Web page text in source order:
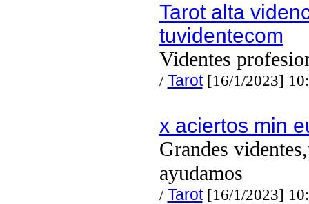
Tarot alta
tuvidentecom
Videntes
/Tarot[16/1/2023]
x aciertos min
Grandes
ayudamos
/Tarot[16/1/2023]